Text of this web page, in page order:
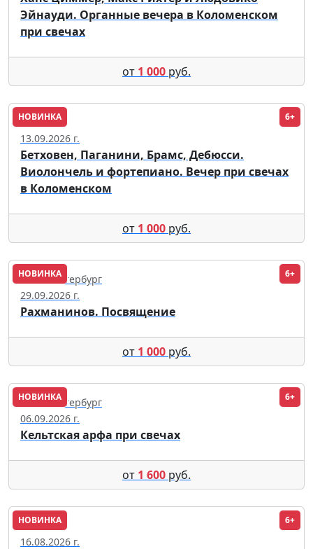
Эйнауди. Органные вечера в Коломенском
при свечах
от 1 000 руб.
НОВИНКА 6+
Москва
13.09.2026 г.
Бетховен, Паганини, Брамс, Дебюсси.
Виолончель и фортепиано. Вечер при свечах
в Коломенском
от 1 000 руб.
НОВИНКА 6+
Санкт-Петербург
29.09.2026 г.
Рахманинов. Посвящение
от 1 000 руб.
НОВИНКА 6+
Санкт-Петербург
06.09.2026 г.
Кельтская арфа при свечах
от 1 600 руб.
НОВИНКА 6+
Москва
16.08.2026 г.